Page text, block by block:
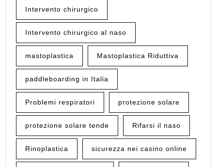
Intervento chirurgico
Intervento chirurgico al naso
mastoplastica Mastoplastica Riduttiva
paddleboarding in Italia
Problemi respiratori protezione solare
protezione solare tende Rifarsi il naso
Rinoplastica sicurezza nei casino online